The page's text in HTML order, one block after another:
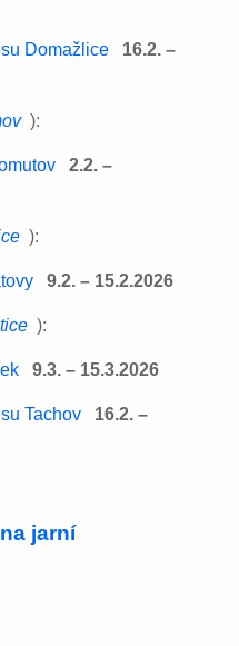
Domažlice
16.2. –
):
2.2. –
):
9.2. – 15.2.2026
):
9.3. – 15.3.2026
Tachov
16.2. –
jarní